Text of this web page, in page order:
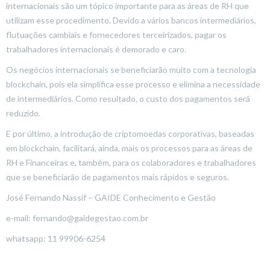
internacionais são um tópico importante para as áreas de RH que
utilizam esse procedimento. Devido a vários bancos intermediários,
flutuações cambiais e fornecedores terceirizados, pagar os
trabalhadores internacionais é demorado e caro.
Os negócios internacionais se beneficiarão muito com a tecnologia
blockchain, pois ela simplifica esse processo e elimina a necessidade
de intermediários. Como resultado, o custo dos pagamentos será
reduzido.
E por último, a introdução de criptomoedas corporativas, baseadas
em blockchain, facilitará, ainda, mais os processos para as áreas de
RH e Financeiras e, também, para os colaboradores e trabalhadores
que se beneficiarão de pagamentos mais rápidos e seguros.
José Fernando Nassif – GAIDE Conhecimento e Gestão
e-mail: fernando@gaidegestao.com.br
whatsapp: 11 99906-6254